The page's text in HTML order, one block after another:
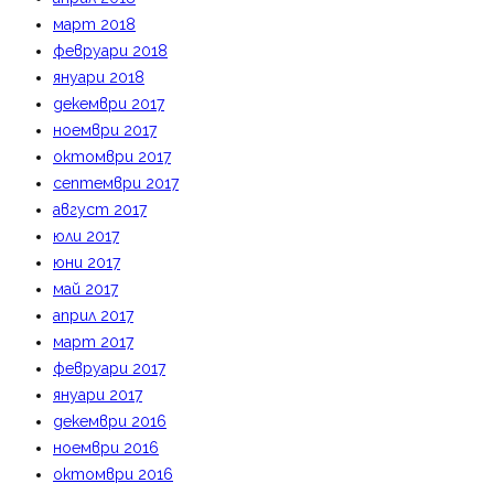
март 2018
февруари 2018
януари 2018
декември 2017
ноември 2017
октомври 2017
септември 2017
август 2017
юли 2017
юни 2017
май 2017
април 2017
март 2017
февруари 2017
януари 2017
декември 2016
ноември 2016
октомври 2016